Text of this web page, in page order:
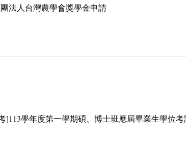
法人台灣農學會獎學金申請
]113學年度第一學期碩、博士班應屆畢業生學位考